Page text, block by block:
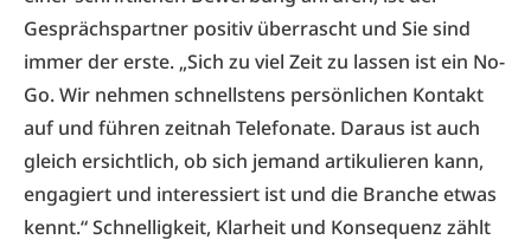
Gesprächspartner positiv überrascht und Sie sind
immer der erste. „Sich zu viel Zeit zu lassen ist ein No-
Go. Wir nehmen schnellstens persönlichen Kontakt
auf und führen zeitnah Telefonate. Daraus ist auch
gleich ersichtlich, ob sich jemand artikulieren kann,
engagiert und interessiert ist und die Branche etwas
kennt.“ Schnelligkeit, Klarheit und Konsequenz zählt